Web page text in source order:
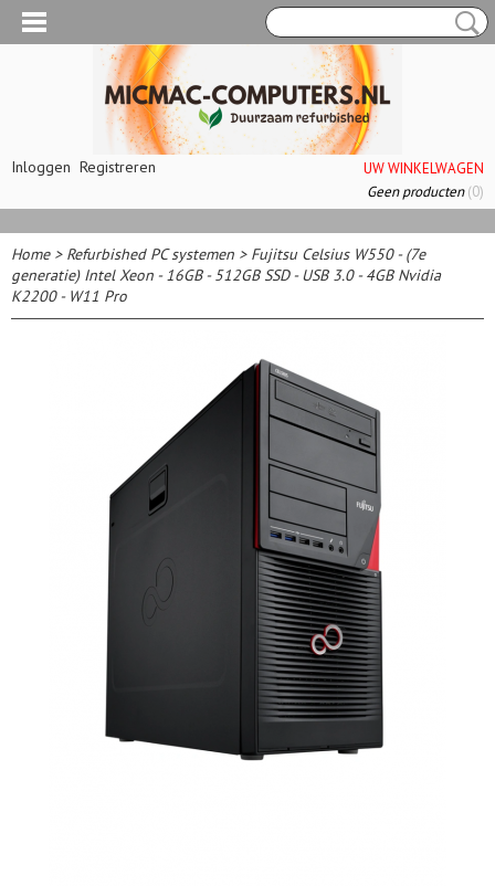
Inloggen Registreren
UW WINKELWAGEN
Geen producten(0)
Home> Refurbished PC systemen > Fujitsu Celsius W550 - (7e
generatie) Intel Xeon - 16GB - 512GB SSD - USB 3.0 - 4GB Nvidia
K2200 - W11 Pro